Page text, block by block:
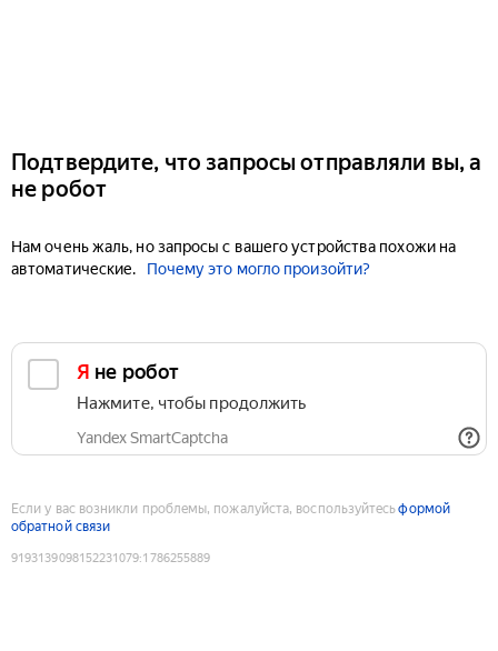
Подтвердите, что запросы отправляли вы, а
не робот
Нам очень жаль, но запросы с вашего устройства похожи на
автоматические.
Почему это могло произойти?
Я не робот
Нажмите, чтобы продолжить
Yandex SmartCaptcha
Если у вас возникли проблемы, пожалуйста, воспользуйтесьформой
обратной связи
9193139098152231079:1786255889